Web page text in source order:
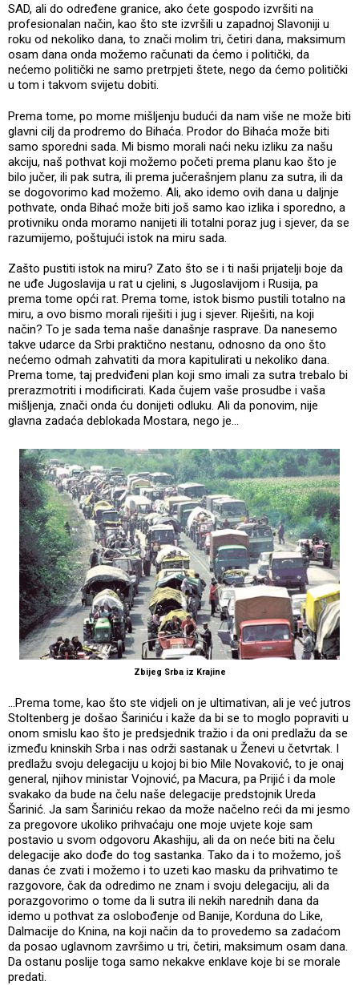
SAD, ali do određene granice, ako ćete gospodo izvršiti na
profesionalan način, kao što ste izvršili u zapadnoj Slavoniji u
roku od nekoliko dana, to znači molim tri, četiri dana, maksimum
osam dana onda možemo računati da ćemo i politički, da
nećemo politički ne samo pretrpjeti štete, nego da ćemo politički
u tom i takvom svijetu dobiti.
Prema tome, po mome mišljenju budući da nam više ne može biti
glavni cilj da prodremo do Bihaća. Prodor do Bihaća može biti
samo sporedni sada. Mi bismo morali naći neku izliku za našu
akciju, naš pothvat koji možemo početi prema planu kao što je
bilo jučer, ili pak sutra, ili prema jučerašnjem planu za sutra, ili da
se dogovorimo kad možemo. Ali, ako idemo ovih dana u daljnje
pothvate, onda Bihać može biti još samo kao izlika i sporedno, a
protivniku onda moramo nanijeti ili totalni poraz jug i sjever, da se
razumijemo, poštujući istok na miru sada.
Zašto pustiti istok na miru? Zato što se i ti naši prijatelji boje da
ne uđe Jugoslavija u rat u cjelini, s Jugoslavijom i Rusija, pa
prema tome opći rat. Prema tome, istok bismo pustili totalno na
miru, a ovo bismo morali riješiti i jug i sjever. Riješiti, na koji
način? To je sada tema naše današnje rasprave. Da nanesemo
takve udarce da Srbi praktično nestanu, odnosno da ono što
nećemo odmah zahvatiti da mora kapitulirati u nekoliko dana.
Prema tome, taj predviđeni plan koji smo imali za sutra trebalo bi
prerazmotriti i modificirati. Kada čujem vaše prosudbe i vaša
mišljenja, znači onda ću donijeti odluku. Ali da ponovim, nije
glavna zadaća deblokada Mostara, nego je...
Zbijeg Srba iz Krajine
...Prema tome, kao što ste vidjeli on je ultimativan, ali je već jutros
Stoltenberg je došao Šariniću i kaže da bi se to moglo popraviti u
onom smislu kao što je predsjednik tražio i da oni predlažu da se
između kninskih Srba i nas održi sastanak u Ženevi u četvrtak. I
predlažu svoju delegaciju u kojoj bi bio Mile Novaković, to je onaj
general, njihov ministar Vojnović, pa Macura, pa Prijić i da mole
svakako da bude na čelu naše delegacije predstojnik Ureda
Šarinić. Ja sam Šariniću rekao da može načelno reći da mi jesmo
za pregovore ukoliko prihvaćaju one moje uvjete koje sam
postavio u svom odgovoru Akashiju, ali da on neće biti na čelu
delegacije ako dođe do tog sastanka. Tako da i to možemo, još
danas će zvati i možemo i to uzeti kao masku da prihvatimo te
razgovore, čak da odredimo ne znam i svoju delegaciju, ali da
porazgovorimo o tome da li sutra ili nekih narednih dana da
idemo u pothvat za oslobođenje od Banije, Korduna do Like,
Dalmacije do Knina, na koji način da to provedemo sa zadaćom
da posao uglavnom završimo u tri, četiri, maksimum osam dana.
Da ostanu poslije toga samo nekakve enklave koje bi se morale
predati.